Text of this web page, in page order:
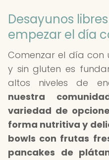
Desayunos
empezar el día
Comenzar el día con
y sin gluten es
altos niveles de
nuestra
variedad de
forma nutritiva y
bowls con frutas
pancakes de